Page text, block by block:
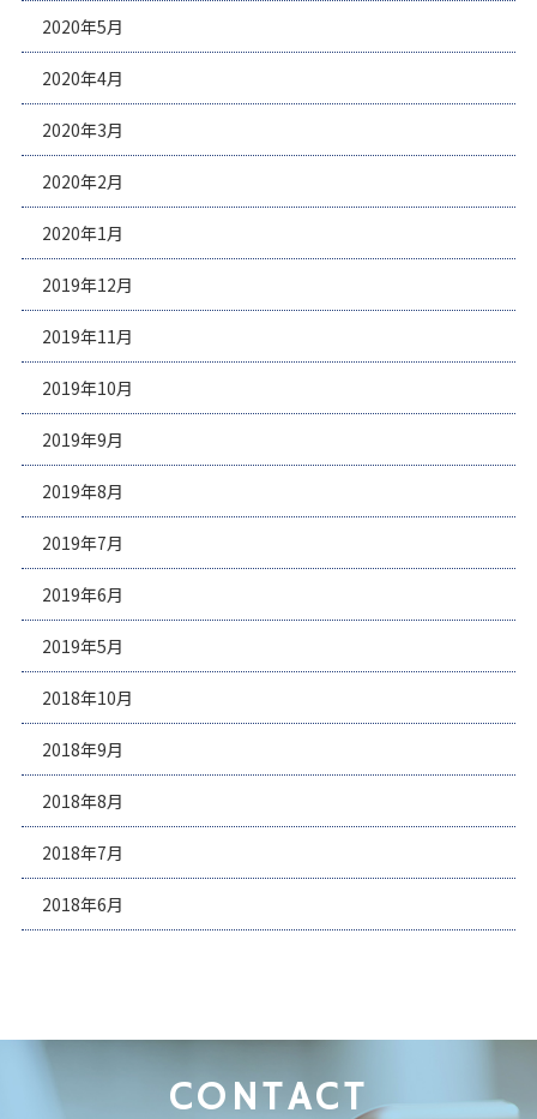
2020年5月
2020年4月
2020年3月
2020年2月
2020年1月
2019年12月
2019年11月
2019年10月
2019年9月
2019年8月
2019年7月
2019年6月
2019年5月
2018年10月
2018年9月
2018年8月
2018年7月
2018年6月
CONTACT